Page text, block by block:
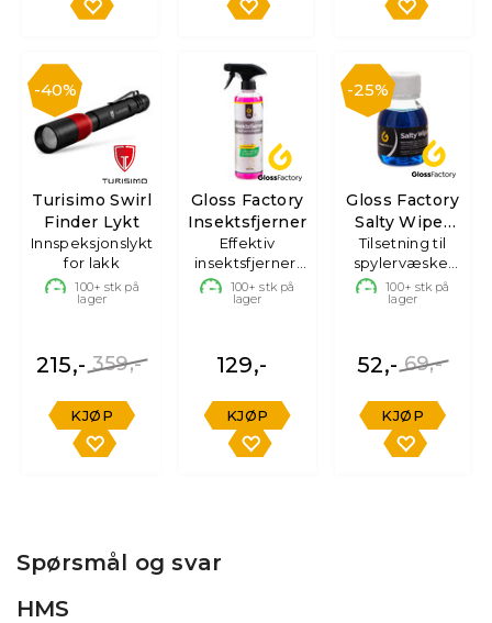
40%
Turisimo Swirl
Finder Lykt
Innspeksjonslykt
for lakk
100+ stk på
lager
359,-
215,-
KJØP
Gloss Factory
Insektsfjerner
Effektiv
insektsfjerner,
500ml
100+ stk på
lager
129,-
KJØP
25%
Gloss Factory
Salty Wiper
Boost
Tilsetning til
spylervæske,
60ml
100+ stk på
lager
69,-
52,-
KJØP
Spørsmål og svar
HMS